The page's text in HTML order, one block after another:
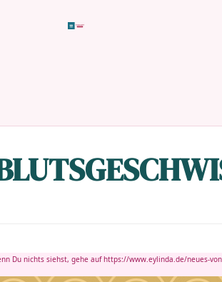
Du nichts siehst, gehe aufhttps://www.eylinda.de/neues-